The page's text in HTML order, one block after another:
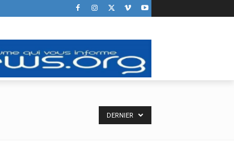
DERNIER